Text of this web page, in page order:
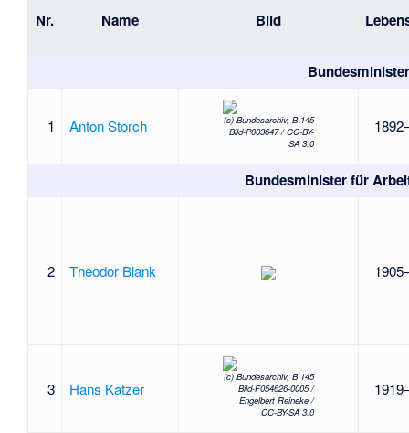
Nr. Name Bild
1 Anton Storch
(c) Bundesarchiv, B 145
Bild-P003647 / CC-BY-
SA 3.0
Bundesminister für
2 Theodor Blank
3 Hans Katzer
(c) Bundesarchiv, B 145
Bild-F054626-0005 /
Engelbert Reineke /
CC-BY-SA 3.0